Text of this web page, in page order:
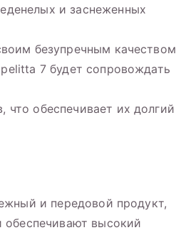
и заснеженных
безупречным качеством
7 будет сопровождать
обеспечивает их долгий
и передовой продукт,
высокий